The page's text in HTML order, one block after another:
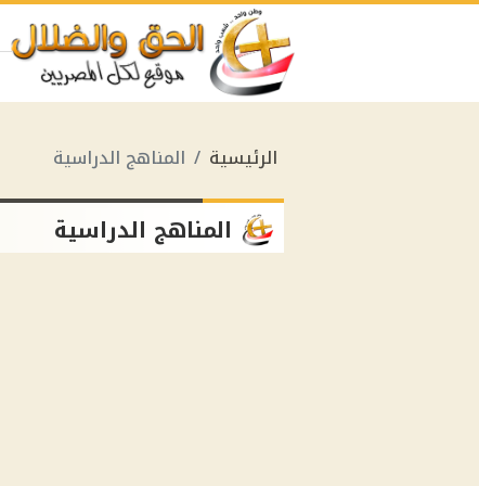
الرئيسية المناهج الدراسية
المناهج الدراسية